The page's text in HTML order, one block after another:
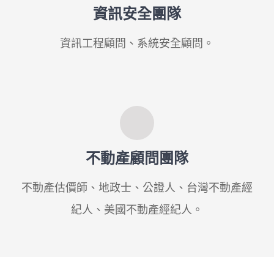
資訊安全團隊
資訊工程顧問、系統安全顧問。
不動產顧問團隊
不動產估價師、地政士、公證人、台灣不動產經
紀人、美國不動產經紀人。